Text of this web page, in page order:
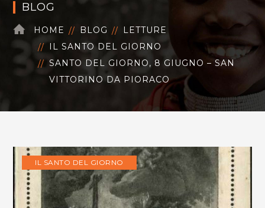
BLOG
HOME BLOG
LETTURE
IL SANTO DEL GIORNO
SANTO DEL GIORNO, 8 GIUGNO – SAN
VITTORINO DA PIORACO
IL SANTO DEL GIORNO